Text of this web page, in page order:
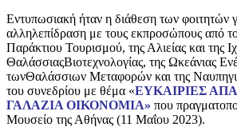
Εντυπωσιακή ήταν η διάθεση των φοιτητών
αλληλεπίδραση με τους εκπροσώπους από
Παράκτιου Τουρισμού, της Αλιείας και της
ΘαλάσσιαςΒιοτεχνολογίας, της Ωκεάνιας
τωνΘαλάσσιων Μεταφορών και της
του συνεδρίου με θέμα «ΕΥΚΑΙΡΙΕΣ
ΓΑΛΑΖΙΑ ΟΙΚΟΝΟΜΙΑ» που
Μουσείο της Αθήνας (11 Μαΐου 2023).